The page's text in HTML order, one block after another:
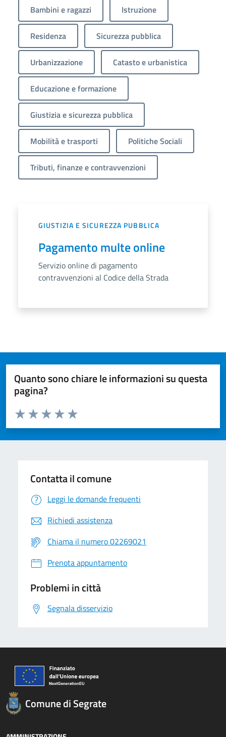
Bambini e ragazzi Istruzione
Residenza Sicurezza pubblica
Urbanizzazione Catasto e urbanistica
Educazione e formazione
Giustizia e sicurezza pubblica
Mobilità e trasporti Politiche Sociali
Tributi, finanze e contravvenzioni
GIUSTIZIA E SICUREZZA PUBBLICA
Pagamento multe online
Servizio online di pagamento
contravvenzioni al Codice della Strada
Quanto sono chiare le informazioni su questa
pagina?
Valuta da 1 a 5 stelle la pagina
Valuta 5 stelle su 5
Valuta 4 stelle su 5
Valuta 3 stelle su 5
Valuta 2 stelle su 5
Valuta 1 stelle su 5
Contatta il comune
Leggi le domande frequenti
Richiedi assistenza
Chiama il numero 02269021
Prenota appuntamento
Problemi in città
Segnala disservizio
Comune di Segrate